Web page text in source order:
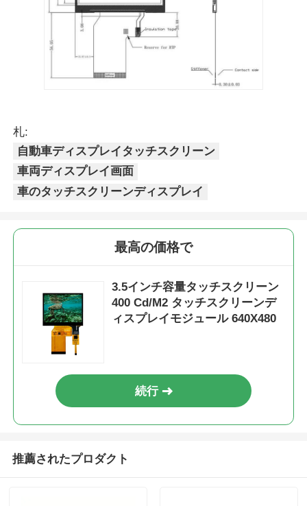
札:
自動車ディスプレイタッチスクリーン
車両ディスプレイ画面
車のタッチスクリーンディスプレイ
最高の価格で
3.5インチ容量タッチスクリーン
400 Cd/M2 タッチスクリーンデ
ィスプレイモジュール 640X480
続行
推薦されたプロダクト